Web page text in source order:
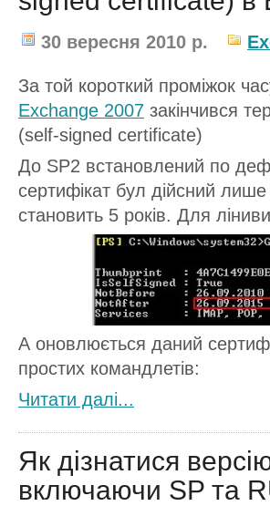
30 вересня 2010 р.
За той короткий проміжок
Exchange 2007 закінчився
(self-signed certificate)
До SP2 встановлений по
сертифікат бул дійсний
становить 5 років. Для
А оновлюється даний
простих командлетів:
Читати далi...
Як дізнатися
включаючи SP та